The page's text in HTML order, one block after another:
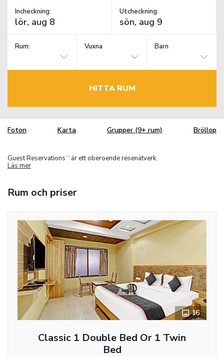
Incheckning: Utcheckning:
Rum: Vuxna Barn
HITTA RUM
Foton Karta Grupper (9+ rum) Bröllop
Guest Reservations TM
är ett oberoende resenätverk.
Läs mer
Rum och priser
16
Classic 1 Double Bed Or 1 Twin
Bed